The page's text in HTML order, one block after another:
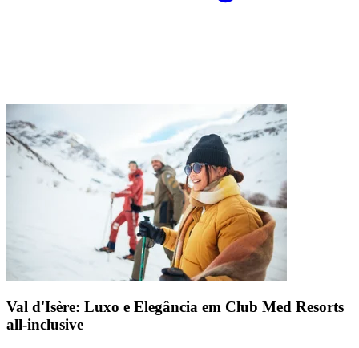
Val d'Isère: Luxo e Elegância em Club Med Resorts
all-inclusive